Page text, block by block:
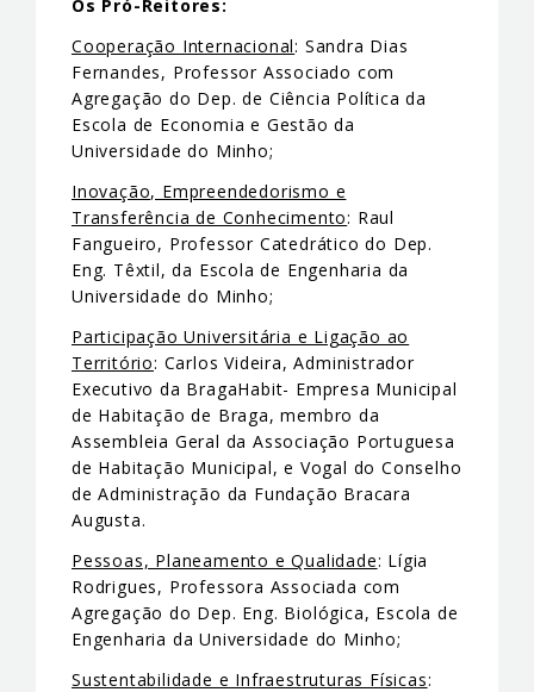
Os Pró-Reitores:
Cooperação Internacional: Sandra Dias
Fernandes, Professor Associado com
Agregação do Dep. de Ciência Política da
Escola de Economia e Gestão da
Universidade do Minho;
Inovação, Empreendedorismo e
Transferência de Conhecimento: Raul
Fangueiro, Professor Catedrático do Dep.
Eng. Têxtil, da Escola de Engenharia da
Universidade do Minho;
Participação Universitária e Ligação ao
Território: Carlos Videira, Administrador
Executivo da BragaHabit- Empresa Municipal
de Habitação de Braga, membro da
Assembleia Geral da Associação Portuguesa
de Habitação Municipal, e Vogal do Conselho
de Administração da Fundação Bracara
Augusta.
Pessoas, Planeamento e Qualidade: Lígia
Rodrigues, Professora Associada com
Agregação do Dep. Eng. Biológica, Escola de
Engenharia da Universidade do Minho;
Sustentabilidade e Infraestruturas Físicas: